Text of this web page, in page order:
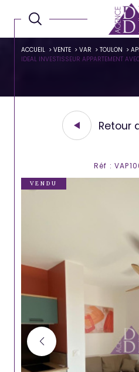
ACCUEIL VENTE VAR TOULON
IDEAL INVESTISSEUR APPARTEMENT
Retour
Réf :
VENDU